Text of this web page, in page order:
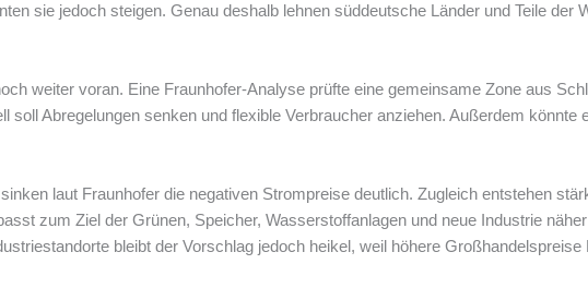
sie jedoch steigen. Genau deshalb lehnen süddeutsche Länder und Teile der
weiter voran. Eine Fraunhofer-Analyse prüfte eine gemeinsame Zone aus
soll Abregelungen senken und flexible Verbraucher anziehen. Außerdem könnte
laut Fraunhofer die negativen Strompreise deutlich. Zugleich entstehen
zum Ziel der Grünen, Speicher, Wasserstoffanlagen und neue Industrie
bleibt der Vorschlag jedoch heikel, weil höhere Großhandelspreise